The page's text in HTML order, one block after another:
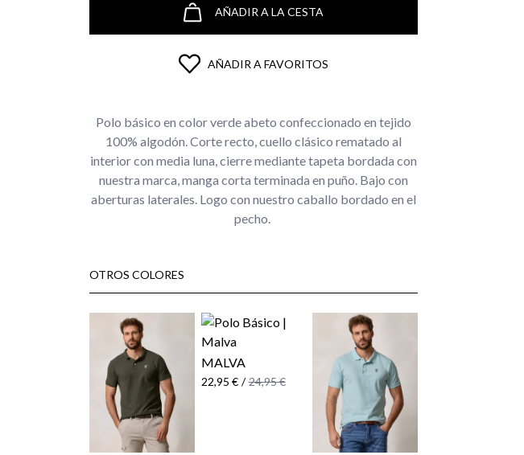
AÑADIR A LA CESTA
AÑADIR A FAVORITOS
Polo básico en color verde abeto confeccionado en tejido
100% algodón. Corte recto, cuello clásico rematado al
interior con media luna, cierre mediante tapeta bordada con
nuestra marca, manga corta terminada en puño. Bajo con
aberturas laterales. Logo con nuestro caballo bordado en el
pecho.
OTROS COLORES
MALVA
22,95 € / 24,95 €